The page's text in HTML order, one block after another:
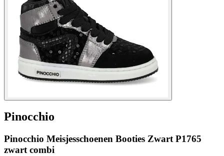
Pinocchio
Pinocchio Meisjesschoenen Booties Zwart P1765
zwart combi